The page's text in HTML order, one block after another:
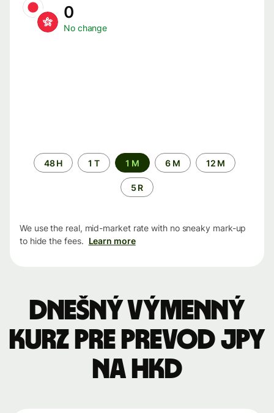
0
No change
Time
period
48 H 1 T 1 M 6 M 12 M
5 R
We use the real, mid-market rate with no sneaky mark-up
to hide the fees. Learn more
Dnešný výmenný
kurz pre prevod JPY
na HKD